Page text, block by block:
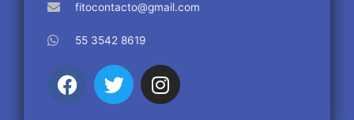
fitocontacto@gmail.com
55 3542 8619
F
a
T
w
I
n